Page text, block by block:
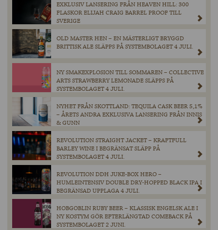
EXKLUSIV LANSERING FRÅN HEAVEN HILL: 300
FLASKOR ELIJAH CRAIG BARREL PROOF TILL
SVERIGE
OLD MASTER HEN – EN MÄSTERLIGT BRYGGD
BRITTISK ALE SLÄPPS PÅ SYSTEMBOLAGET 4 JULI.
NY SMAKEXPLOSION TILL SOMMAREN – COLLECTIVE
ARTS STRAWBERRY LEMONADE SLÄPPS PÅ
SYSTEMBOLAGET 4 JULI.
NYHET FRÅN SKOTTLAND: TEQUILA CASK BEER 5,1%
– ÅRETS ANDRA EXKLUSIVA LANSERING FRÅN INNIS
& GUNN
REVOLUTION STRAIGHT JACKET – KRAFTFULL
BARLEY WINE I BEGRÄNSAT SLÄPP PÅ
SYSTEMBOLAGET 4 JULI.
REVOLUTION DDH JUKE-BOX HERO –
HUMLEINTENSIV DOUBLE DRY-HOPPED BLACK IPA I
BEGRÄNSAD UPPLAGA 4 JULI.
HOBGOBLIN RUBY BEER – KLASSISK ENGELSK ALE I
NY KOSTYM GÖR EFTERLÄNGTAD COMEBACK PÅ
SYSTEMBOLAGET 2 JUNI.